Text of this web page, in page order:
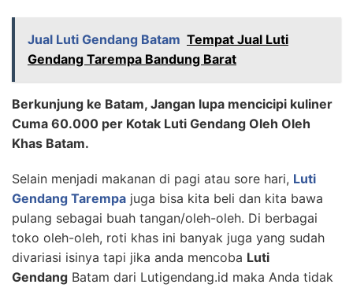
Jual Luti Gendang Batam Tempat Jual Luti
Gendang Tarempa Bandung Barat
Berkunjung ke Batam, Jangan lupa mencicipi kuliner
Cuma 60.000 per Kotak Luti Gendang Oleh Oleh
Khas Batam.
Selain menjadi makanan di pagi atau sore hari, Luti
Gendang Tarempa juga bisa kita beli dan kita bawa
pulang sebagai buah tangan/oleh-oleh. Di berbagai
toko oleh-oleh, roti khas ini banyak juga yang sudah
divariasi isinya tapi jika anda mencoba Luti
Gendang Batam dari Lutigendang.id maka Anda tidak